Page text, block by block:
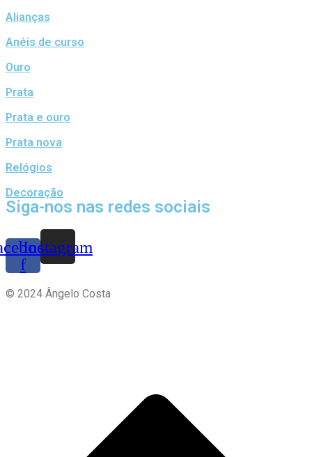
Alianças
Anéis de curso
Ouro
Prata
Prata e ouro
Prata nova
Relógios
Decoração
Siga-nos nas redes sociais
f
Instagram
© 2024 Ângelo Costa